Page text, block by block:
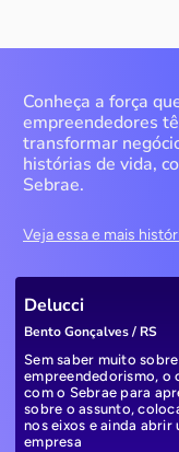
Conheça a força
empreendedores
transformar
histórias de vida,
Sebrae.
Veja essa e mais
Delucci
Bento Gonçalves / RS
Sem saber muito sobre
empreendedorismo, o
com o Sebrae para
sobre o assunto,
nos eixos e ainda abrir
empresa